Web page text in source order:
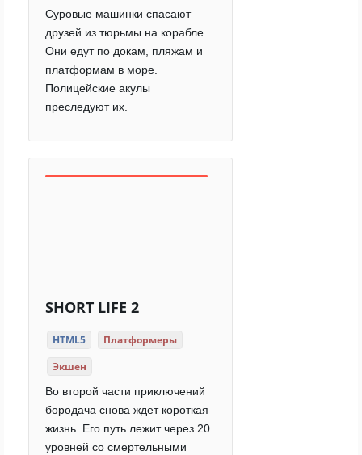
Суровые машинки спасают
друзей из тюрьмы на корабле.
Они едут по докам, пляжам и
платформам в море.
Полицейские акулы
преследуют их.
SHORT LIFE 2
HTML5
Платформеры
Экшен
Во второй части приключений
бородача снова ждет короткая
жизнь. Его путь лежит через 20
уровней со смертельными